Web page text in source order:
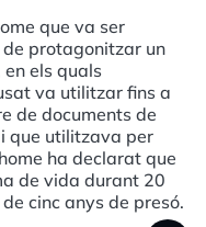
que va ser
protagonitzar un
els quals
va utilitzar fins a
de documents de
que utilitzava per
ha declarat que
de vida durant 20
cinc anys de presó.